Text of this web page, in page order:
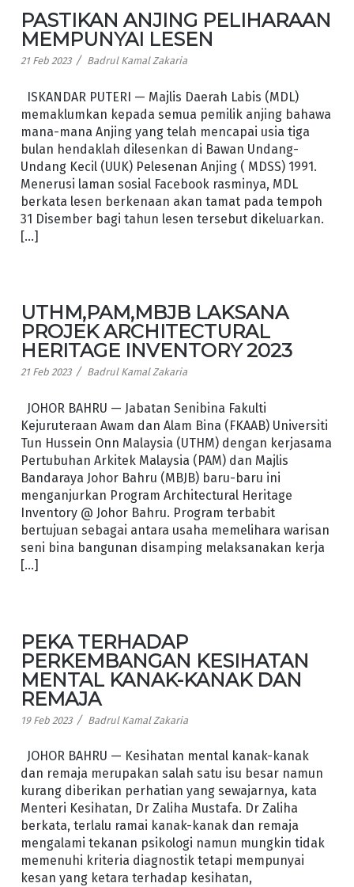
PASTIKAN ANJING PELIHARAAN
MEMPUNYAI LESEN
21 Feb 2023 / Badrul Kamal Zakaria
ISKANDAR PUTERI — Majlis Daerah Labis (MDL)
memaklumkan kepada semua pemilik anjing bahawa
mana-mana Anjing yang telah mencapai usia tiga
bulan hendaklah dilesenkan di Bawan Undang-
Undang Kecil (UUK) Pelesenan Anjing ( MDSS) 1991.
Menerusi laman sosial Facebook rasminya, MDL
berkata lesen berkenaan akan tamat pada tempoh
31 Disember bagi tahun lesen tersebut dikeluarkan.
[…]
UTHM,PAM,MBJB LAKSANA
PROJEK ARCHITECTURAL
HERITAGE INVENTORY 2023
21 Feb 2023 / Badrul Kamal Zakaria
JOHOR BAHRU — Jabatan Senibina Fakulti
Kejuruteraan Awam dan Alam Bina (FKAAB) Universiti
Tun Hussein Onn Malaysia (UTHM) dengan kerjasama
Pertubuhan Arkitek Malaysia (PAM) dan Majlis
Bandaraya Johor Bahru (MBJB) baru-baru ini
menganjurkan Program Architectural Heritage
Inventory @ Johor Bahru. Program terbabit
bertujuan sebagai antara usaha memelihara warisan
seni bina bangunan disamping melaksanakan kerja
[…]
PEKA TERHADAP
PERKEMBANGAN KESIHATAN
MENTAL KANAK-KANAK DAN
REMAJA
19 Feb 2023 / Badrul Kamal Zakaria
JOHOR BAHRU — Kesihatan mental kanak-kanak
dan remaja merupakan salah satu isu besar namun
kurang diberikan perhatian yang sewajarnya, kata
Menteri Kesihatan, Dr Zaliha Mustafa. Dr Zaliha
berkata, terlalu ramai kanak-kanak dan remaja
mengalami tekanan psikologi namun mungkin tidak
memenuhi kriteria diagnostik tetapi mempunyai
kesan yang ketara terhadap kesihatan,